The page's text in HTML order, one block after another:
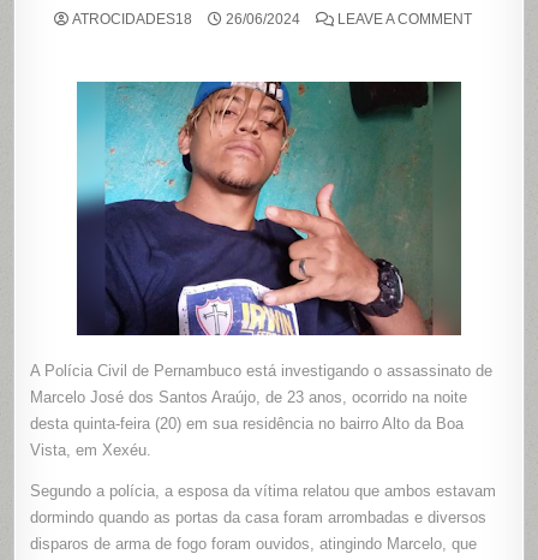
ATROCIDADES18 26/06/2024 LEAVE A COMMENTON
A Polícia Civil de Pernambuco está investigando o assassinato de
Marcelo José dos Santos Araújo, de 23 anos, ocorrido na noite
desta quinta-feira (20) em sua residência no bairro Alto da Boa
Vista, em Xexéu.
Segundo a polícia, a esposa da vítima relatou que ambos estavam
dormindo quando as portas da casa foram arrombadas e diversos
disparos de arma de fogo foram ouvidos, atingindo Marcelo, que